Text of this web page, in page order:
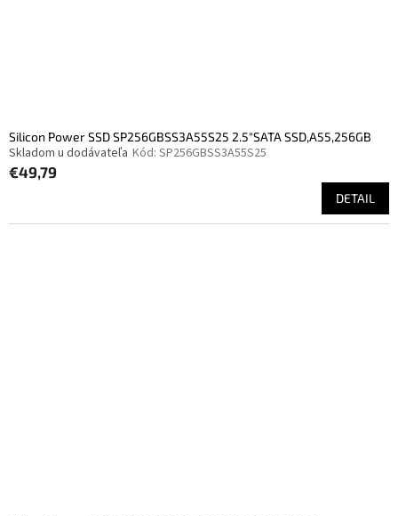
Silicon Power SSD SP256GBSS3A55S25 2.5"SATA SSD,A55,256GB
Skladom u dodávateľa Kód: SP256GBSS3A55S25
€49,79
DETAIL